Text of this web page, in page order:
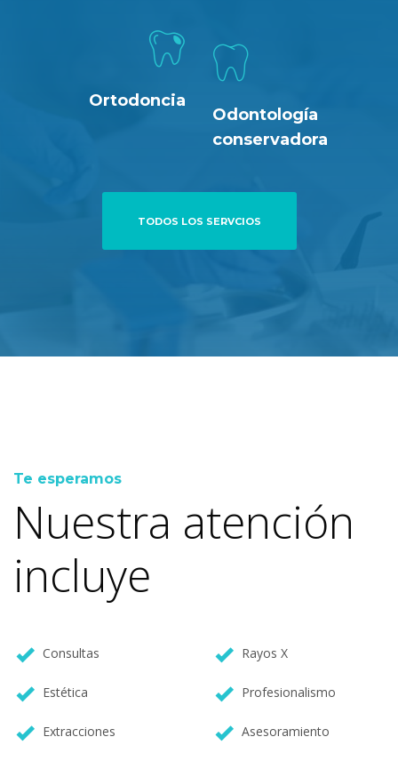
Ortodoncia
Odontología
conservadora
TODOS LOS SERVCIOS
Te esperamos
Nuestra atención
incluye
Consultas
Estética
Extracciones
Rayos X
Profesionalismo
Asesoramiento